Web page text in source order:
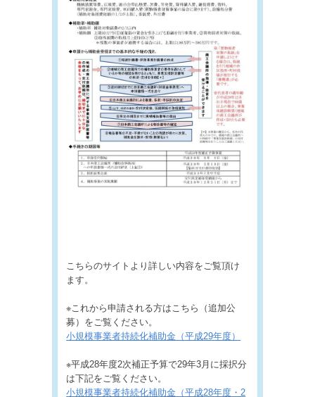
こちらのサイトより詳しい内容をご覧頂け
ます。
※これから申請される方はこちら（追加公
募）をご覧ください。
小規模事業者持続化補助金（平成29年度）
※平成28年度2次補正予算で29年3月に採択分
は下記をご覧ください。
小規模事業者持続化補助金（平成28年度・2